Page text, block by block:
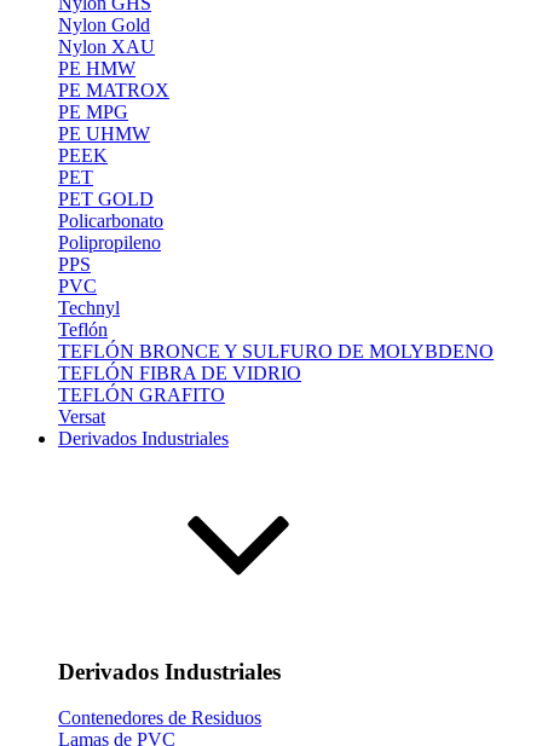
Nylon Gold
Nylon XAU
PE HMW
PE MATROX
PE MPG
PE UHMW
PEEK
PET
PET GOLD
Policarbonato
Polipropileno
PPS
PVC
Technyl
Teflón
TEFLÓN BRONCE Y SULFURO DE MOLYBDENO
TEFLÓN FIBRA DE VIDRIO
TEFLÓN GRAFITO
Versat
Derivados Industriales
Derivados Industriales
Contenedores de Residuos
Lamas de PVC